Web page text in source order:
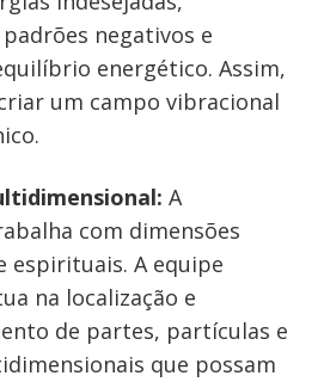
negativos e
energético. Assim,
um campo vibracional
A
com dimensões
espirituais. A equipe
na localização e
de partes, partículas e
que possam